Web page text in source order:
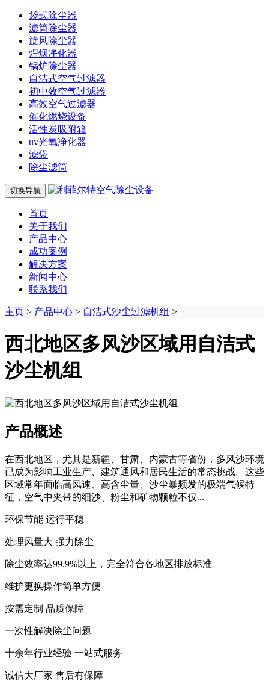
袋式除尘器
滤筒除尘器
旋风除尘器
焊烟净化器
锅炉除尘器
自洁式空气过滤器
初中效空气过滤器
高效空气过滤器
催化燃烧设备
活性炭吸附箱
uv光氧净化器
滤袋
除尘滤筒
切换导航
首页
关于我们
产品中心
成功案例
解决方案
新闻中心
联系我们
主页 > 产品中心 > 自洁式沙尘过滤机组 >
西北地区多风沙区域用自洁式
沙尘机组
产品概述
在西北地区，尤其是新疆、甘肃、内蒙古等省份，多风沙环境
已成为影响工业生产、建筑通风和居民生活的常态挑战。这些
区域常年面临高风速、高含尘量、沙尘暴频发的极端气候特
征，空气中夹带的细沙、粉尘和矿物颗粒不仅...
环保节能 运行平稳
处理风量大 强力除尘
除尘效率达99.9%以上，完全符合各地区排放标准
维护更换操作简单方便
按需定制 品质保障
一次性解决除尘问题
十余年行业经验 一站式服务
诚信大厂家 售后有保障